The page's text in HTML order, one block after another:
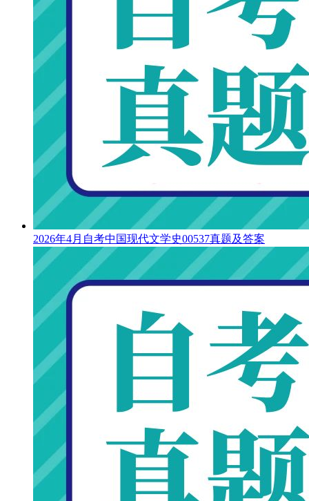
2026年4月自考中国现代文学史00537真题及答案